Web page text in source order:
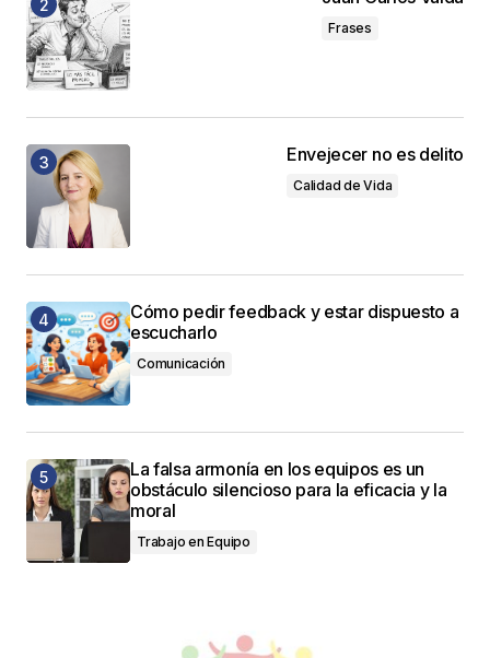
Frases
Envejecer no es delito
Calidad de Vida
Cómo pedir feedback y estar dispuesto a
escucharlo
Comunicación
La falsa armonía en los equipos es un
obstáculo silencioso para la eficacia y la
moral
Trabajo en Equipo